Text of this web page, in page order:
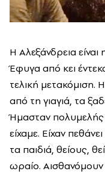
Η Αλεξάνδρεια
Έφυγα από κει
τελική μετακόμιση.
από τη γιαγιά, τα
Ήμασταν πολυμελής
είχαμε. Είχαν
τα παιδιά, θείους,
ωραίο. Αισθανόμουν